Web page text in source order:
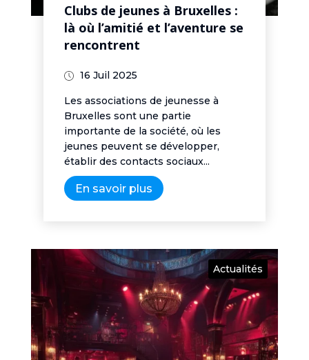
Clubs de jeunes à Bruxelles :
là où l’amitié et l’aventure se
rencontrent
16 Juil 2025
Les associations de jeunesse à
Bruxelles sont une partie
importante de la société, où les
jeunes peuvent se développer,
établir des contacts sociaux...
En savoir plus
Actualités